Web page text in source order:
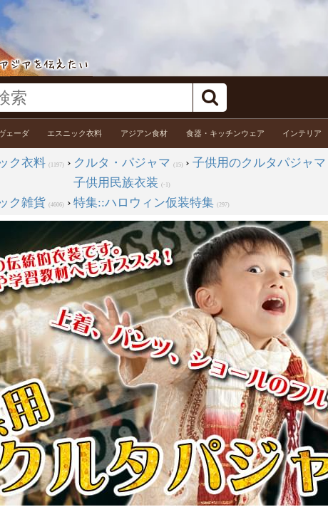
ェーダ エスニック衣料 アジアン食材 食器・キッチンウェア インテリア
ク衣料 (1197) › クルタ・パジャマ (15) ›子供用のクルタパジャマ
子供用民族衣装 (-1)
ク雑貨 (4606) › 特集::ハロウィン仮装特集 (297)